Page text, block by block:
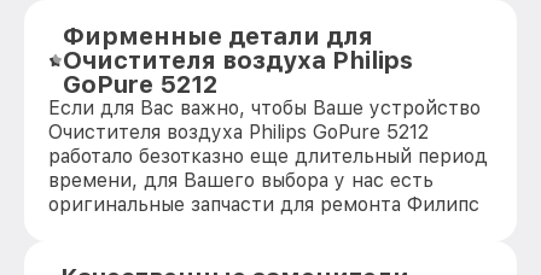
Фирменные детали для
Очистителя воздуха Philips
GoPure 5212
Если для Вас важно, чтобы Ваше устройство
Очистителя воздуха Philips GoPure 5212
работало безотказно еще длительный период
времени, для Вашего выбора у нас есть
оригинальные запчасти для ремонта Филипс